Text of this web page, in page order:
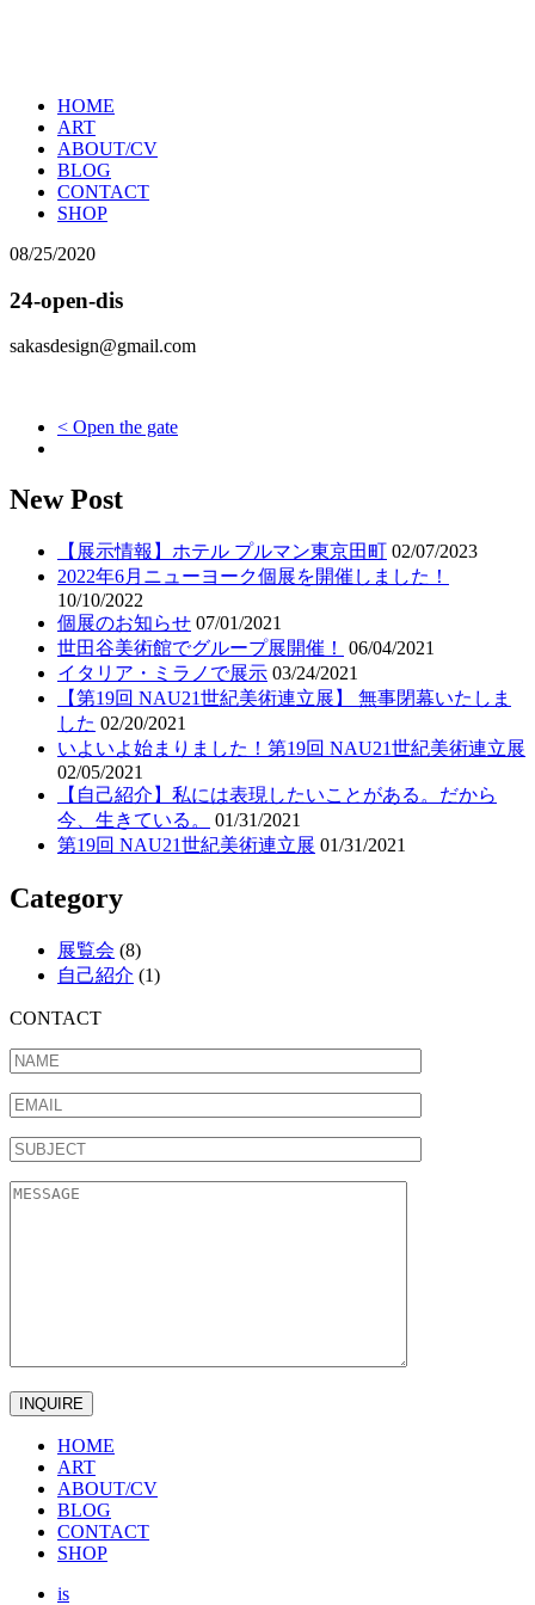
HOME
ART
ABOUT/CV
BLOG
CONTACT
SHOP
08/25/2020
24-open-dis
sakasdesign@gmail.com
< Open the gate
New Post
【展示情報】ホテル プルマン東京田町 02/07/2023
2022年6月ニューヨーク個展を開催しました！
10/10/2022
個展のお知らせ 07/01/2021
世田谷美術館でグループ展開催！
06/04/2021
イタリア・ミラノで展示 03/24/2021
【第19回 NAU21世紀美術連立展】 無事閉幕いたしま
した 02/20/2021
いよいよ始まりました！第19回 NAU21世紀美術連立展
02/05/2021
【自己紹介】私には表現したいことがある。だから
今、生きている。
01/31/2021
第19回 NAU21世紀美術連立展 01/31/2021
Category
展覧会 (8)
自己紹介 (1)
CONTACT
HOME
ART
ABOUT/CV
BLOG
CONTACT
SHOP
is